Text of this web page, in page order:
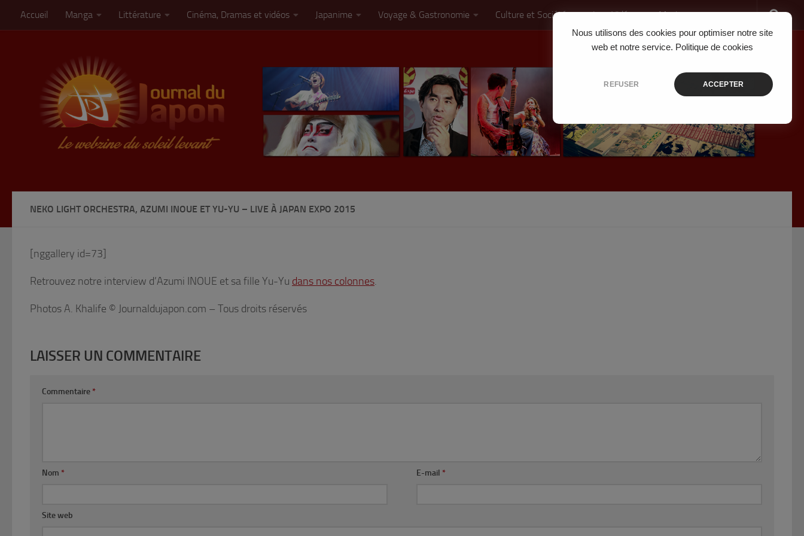
Nous utilisons des cookies pour optimiser notre site
web et notre service. Politique de cookies
REFUSER ACCEPTER
Skip to content
Accueil Manga Littérature Cinéma, Dramas et vidéos Japanime Voyage & Gastronomie Culture et Société Jeux Vidéo Musique
NEKO LIGHT ORCHESTRA, AZUMI INOUE ET YU-YU – LIVE À JAPAN EXPO 2015
[nggallery id=73]
Retrouvez notre interview d’Azumi INOUE et sa fille Yu-Yu dans nos colonnes.
Photos A. Khalife © Journaldujapon.com – Tous droits réservés
LAISSER UN COMMENTAIRE
Commentaire *
Nom * E-mail *
Site web